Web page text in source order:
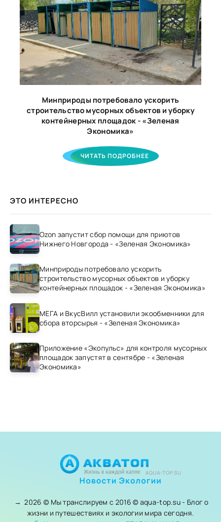
Минприроды потребовало ускорить
строительство мусорных объектов и уборку
контейнерных площадок - «Зеленая
Экономика»
ЧИТАТЬ ПОДРОБНЕЕ
ЭТО ИНТЕРЕСНО
Ozon запустит сбор помощи для приютов
Нижнего Новгорода - «Зеленая Экономика»
Минприроды потребовало ускорить
строительство мусорных объектов и уборку
контейнерных площадок - «Зеленая Экономика»
МЕГА и ВкусВилл установили экообменники для
сбора вторсырья - «Зеленая Экономика»
Приложение «Экопульс» для контроля мусорных
площадок запустят в сентябре - «Зеленая
Экономика»
Новости Экологии
AQUA-TOP.SU
→2026 © Мы транслируем с 2016 © aqua-top.su - Блог о
жизни и путешествиях и экологии мира сегодня.